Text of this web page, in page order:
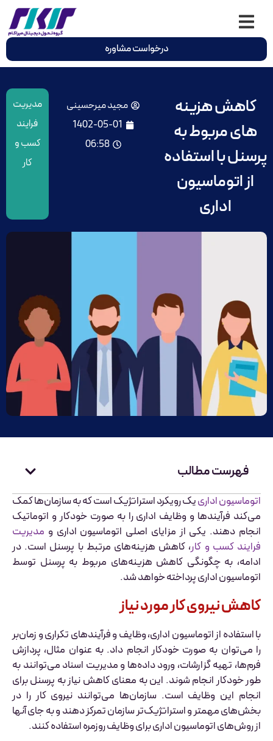
درخواست مشاوره
مدیریت
فرایند
کسب و
کار
کاهش هزینه
های مربوط به
پرسنل با استفاده
از اتوماسیون
اداری
مجید میرحسینی
1402-05-01
06:58
فهرست مطالب
اتوماسیون ادارییک رویکرد استراتژیک است که به سازمان‌ها کمک
می‌کند فرآیندها و وظایف اداری را به صورت خودکار و اتوماتیک
انجام دهند. یکی از مزایای اصلی اتوماسیون اداری و مدیریت
فرایند کسب و کار، کاهش هزینه‌های مرتبط با پرسنل است. در
ادامه، به چگونگی کاهش هزینه‌های مربوط به پرسنل توسط
اتوماسیون اداری پرداخته خواهد شد.
کاهش نیروی کار مورد نیاز
با استفاده از اتوماسیون اداری، وظایف و فرآیندهای تکراری و زمان‌بر
را می‌توان به صورت خودکار انجام داد. به عنوان مثال، پردازش
فرم‌ها، تهیه گزارشات، ورود داده‌ها و مدیریت اسناد می‌توانند به
طور خودکار انجام شوند. این به معنای کاهش نیاز به پرسنل برای
انجام این وظایف است. سازمان‌ها می‌توانند نیروی کار را در
بخش‌های مهمتر و استراتژیک‌تر سازمان تمرکز دهند و به جای آنها
از روش‌های اتوماسیون اداری برای وظایف روزمره استفاده کنند.